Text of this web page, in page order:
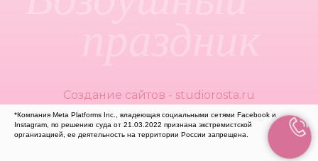
Создание сайтов - studiorosta.ru
*Компания Meta Platforms Inc., владеющая социальными сетями Facebook и
Instagram, по решению суда от 21.03.2022 признана экстремистской
организацией, ее деятельность на территории России запрещена.